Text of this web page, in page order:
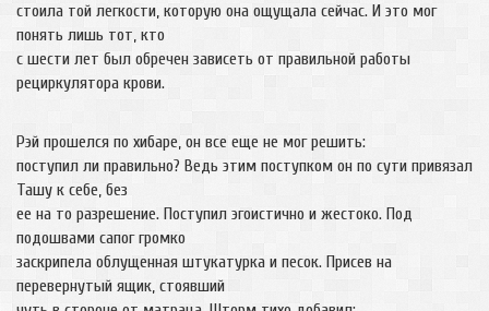
стоила той легкости, которую она ощущала сейчас. И это мог
понять лишь тот, кто
с шести лет был обречен зависеть от правильной работы
рециркулятора крови.
Рэй прошелся по хибаре, он все еще не мог решить:
поступил ли правильно? Ведь этим поступком он по сути привязал
Ташу к себе, без
ее на то разрешение. Поступил эгоистично и жестоко. Под
подошвами сапог громко
заскрипела облущенная штукатурка и песок. Присев на
перевернутый ящик, стоявший